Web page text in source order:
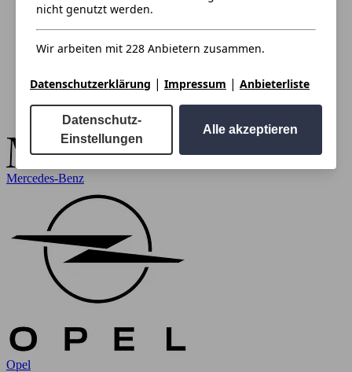
Mercedes-Benz
Opel
nicht genutzt werden.
Wir arbeiten mit 228 Anbietern zusammen.
Datenschutzerklärung | Impressum | Anbieterliste
Datenschutz-
Einstellungen
Alle akzeptieren